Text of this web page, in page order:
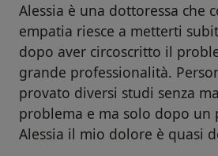
Alessia è una dottoressa che
empatia riesce a metterti
dopo aver circoscritto il
grande professionalità.
provato diversi studi senza
problema e ma solo dopo un
Alessia il mio dolore è quasi